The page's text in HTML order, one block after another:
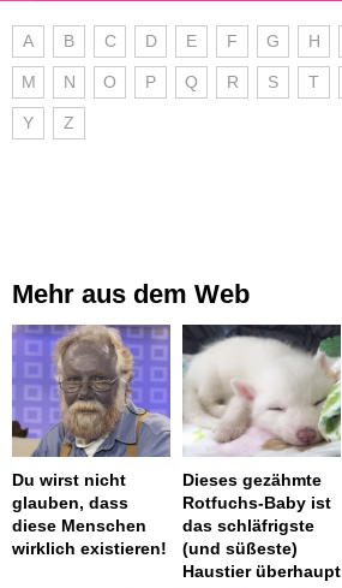
A B C D E F G H
M N O P Q R S T
Y Z
Mehr aus dem Web
Du wirst nicht
glauben, dass
diese Menschen
wirklich existieren!
Dieses gezähmte
Rotfuchs-Baby ist
das schläfrigste
(und süßeste)
Haustier überhaupt